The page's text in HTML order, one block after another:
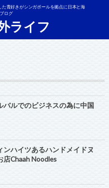
青好きがシンガポールを拠点に日本と海
ログ
ライフ
バルでのビジネスの為に中国
ンハイツあるハンドメイドヌ
店Chaah Noodles